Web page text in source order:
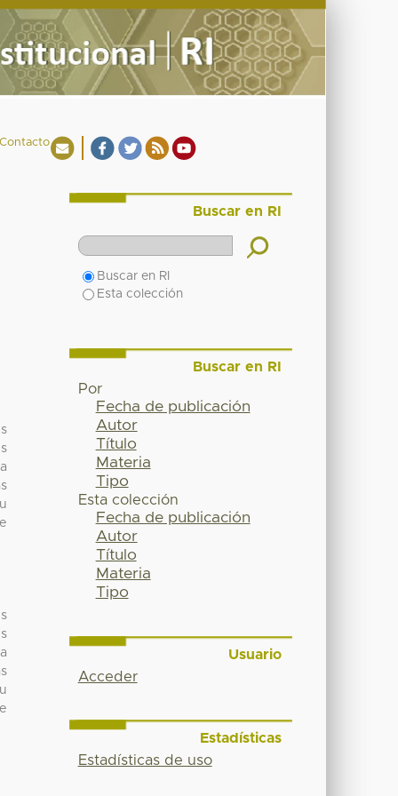
Buscar en RI
Buscar en RI
Esta colección
Buscar en RI
Por
Fecha de publicación
Autor
Título
Materia
Tipo
Esta colección
Fecha de publicación
Autor
Título
Materia
Tipo
Usuario
Acceder
Estadísticas
Estadísticas de uso